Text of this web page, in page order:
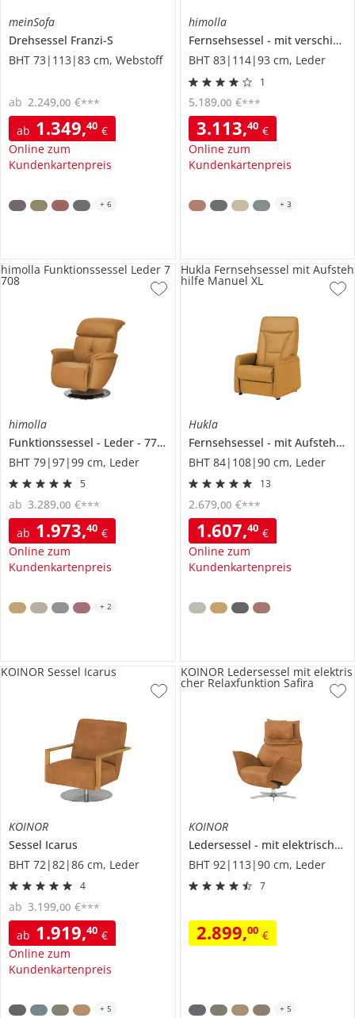
meinSofa
Drehsessel Franzi-S
BHT 73|113|83 cm, Webstoff
ab 1.349,40 €
Online zum
Kundenkartenpreis
ab 2.249,00 €***
+ 6
himolla
Fernsehsessel
mit verschiedenen Funktionen
BHT 83|114|93 cm, Leder
1
3.113,40 €
Online zum
Kundenkartenpreis
5.189,00 €***
+ 3
himolla
Funktionssessel
Leder
7708
BHT 79|97|99 cm, Leder
5
ab 1.973,40 €
Online zum
Kundenkartenpreis
ab 3.289,00 €***
himolla Funktionssessel Leder 7
708
+ 2
Hukla
Fernsehsessel
mit Aufstehhilfe
BHT 84|108|90 cm, Leder
13
1.607,40 €
Online zum
Kundenkartenpreis
2.679,00 €***
Hukla Fernsehsessel mit Aufsteh
hilfe Manuel XL
KOINOR
Sessel Icarus
BHT 72|82|86 cm, Leder
4
ab 1.919,40 €
Online zum
Kundenkartenpreis
ab 3.199,00 €***
KOINOR Sessel Icarus
+ 5
KOINOR
Ledersessel
mit elektrischer Relaxfunktion
BHT 92|113|90 cm, Leder
7
2.899,00 €
KOINOR Ledersessel mit elektris
cher Relaxfunktion Safira
+ 5